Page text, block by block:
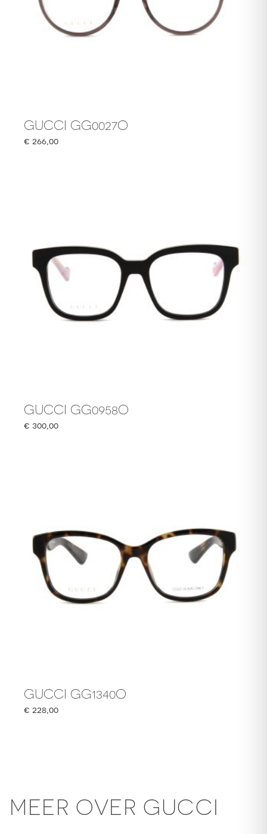
GUCCI GG0027O
€ 266,00
GUCCI GG0958O
€ 300,00
GUCCI GG1340O
€ 228,00
MEER OVER GUCCI